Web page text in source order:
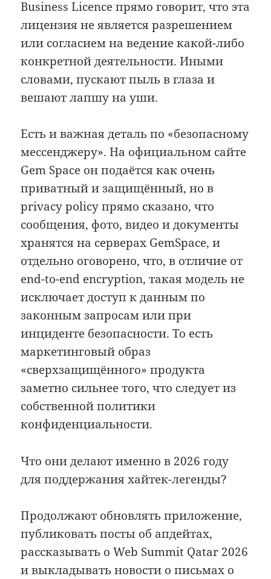
Business Licence прямо говорит, что эта
лицензия не является разрешением
или согласием на ведение какой-либо
конкретной деятельности. Иными
словами, пускают пыль в глаза и
вешают лапшу на уши.
Есть и важная деталь по «безопасному
мессенджеру». На официальном сайте
Gem Space он подаётся как очень
приватный и защищённый, но в
privacy policy прямо сказано, что
сообщения, фото, видео и документы
хранятся на серверах GemSpace, и
отдельно оговорено, что, в отличие от
end-to-end encryption, такая модель не
исключает доступ к данным по
законным запросам или при
инциденте безопасности. То есть
маркетинговый образ
«сверхзащищённого» продукта
заметно сильнее того, что следует из
собственной политики
конфиденциальности.
Что они делают именно в 2026 году
для поддержания хайтек-легенды?
Продолжают обновлять приложение,
публиковать посты об апдейтах,
рассказывать о Web Summit Qatar 2026
и выкладывать новости о письмах о